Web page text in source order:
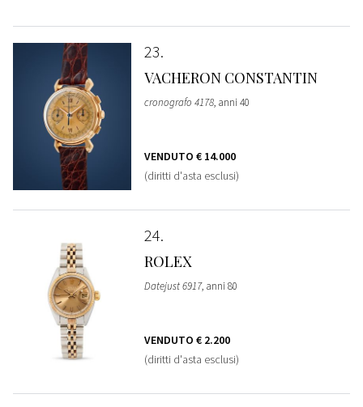
23
VACHERON CONSTANTIN
cronografo 4178, anni 40
VENDUTO € 14.000
(diritti d'asta esclusi)
24
ROLEX
Datejust 6917, anni 80
VENDUTO € 2.200
(diritti d'asta esclusi)